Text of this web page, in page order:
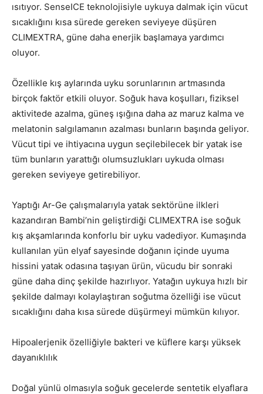
ısıtıyor. SenseICE teknolojisiyle uykuya dalmak için vücut
sıcaklığını kısa sürede gereken seviyeye düşüren
CLIMEXTRA, güne daha enerjik başlamaya yardımcı
oluyor.
Özellikle kış aylarında uyku sorunlarının artmasında
birçok faktör etkili oluyor. Soğuk hava koşulları, fiziksel
aktivitede azalma, güneş ışığına daha az maruz kalma ve
melatonin salgılamanın azalması bunların başında geliyor.
Vücut tipi ve ihtiyacına uygun seçilebilecek bir yatak ise
tüm bunların yarattığı olumsuzlukları uykuda olması
gereken seviyeye getirebiliyor.
Yaptığı Ar-Ge çalışmalarıyla yatak sektörüne ilkleri
kazandıran Bambi’nin geliştirdiği CLIMEXTRA ise soğuk
kış akşamlarında konforlu bir uyku vadediyor. Kumaşında
kullanılan yün elyaf sayesinde doğanın içinde uyuma
hissini yatak odasına taşıyan ürün, vücudu bir sonraki
güne daha dinç şekilde hazırlıyor. Yatağın uykuya hızlı bir
şekilde dalmayı kolaylaştıran soğutma özelliği ise vücut
sıcaklığını daha kısa sürede düşürmeyi mümkün kılıyor.
Hipoalerjenik özelliğiyle bakteri ve küflere karşı yüksek
dayanıklılık
Doğal yünlü olmasıyla soğuk gecelerde sentetik elyaflara